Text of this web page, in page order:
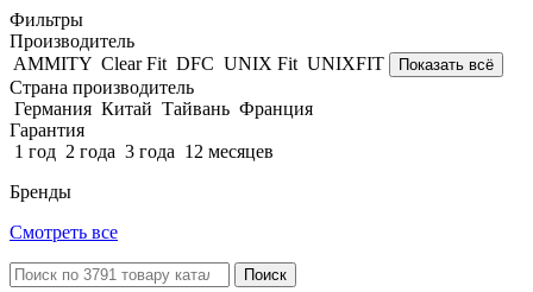
Фильтры
Производитель
AMMITY Clear Fit DFC UNIX Fit UNIXFIT Показать всё
Страна производитель
Германия Китай Тайвань Франция
Гарантия
1 год 2 года 3 года 12 месяцев
Бренды
Смотреть все
Поиск